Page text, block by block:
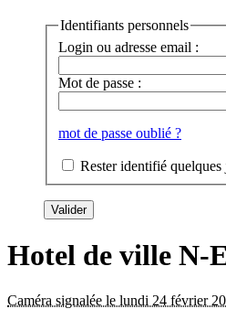
Identifiants personnels
Login ou adresse email :
Mot de passe :
mot de passe oublié ?
Rester identifié quelques
Hotel de ville N-
Caméra signalée le lundi 24 février